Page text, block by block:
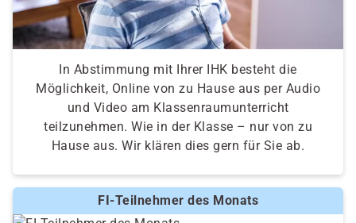
In Abstimmung mit Ihrer IHK besteht die
Möglichkeit, Online von zu Hause aus per Audio
und Video am Klassenraumunterricht
teilzunehmen. Wie in der Klasse – nur von zu
Hause aus. Wir klären dies gern für Sie ab.
FI-Teilnehmer des Monats